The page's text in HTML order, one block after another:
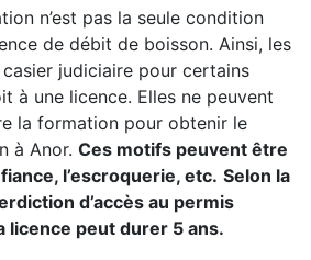
n’est pas la seule condition
de débit de boisson. Ainsi, les
judiciaire pour certains
à une licence. Elles ne peuvent
la formation pour obtenir le
à Anor. Ces motifs peuvent être
l’escroquerie, etc. Selon la
d’accès au permis
licence peut durer 5 ans.